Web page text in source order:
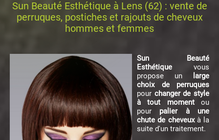
Sun Beauté Esthétique à Lens (62) : vente de
perruques, postiches et rajouts de cheveux
hommes et femmes
Sun Beauté
Esthétique vous
propose un
large
choix de perruques
pour changer de style
à tout momentou
pour palier à une
chute de cheveuxà la
suite d'un traitement.